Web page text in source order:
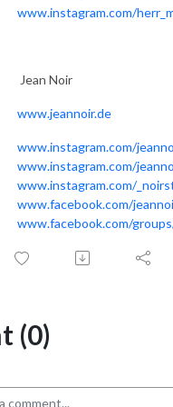
www.instagram.com/
Jean Noir
www.jeannoir.de
www.instagram.com/
www.instagram.com/
www.instagram.com/
www.facebook.com/
www.facebook.com/
(0)